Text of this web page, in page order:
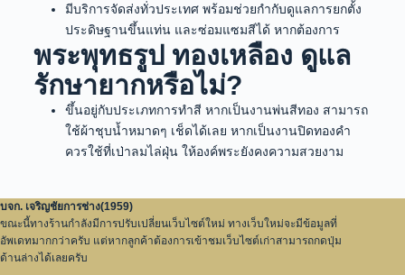
มีบริการจัดส่งทั่วประเทศ พร้อมช่วยกำกับดูแลการยกตั้ง
ประดิษฐานขึ้นแท่น และซ่อมแซมสีได้ หากต้องการ
พระพุทธรูป ทองเหลือง ดูแล
รักษายากหรือไม่?
ขึ้นอยู่กับประเภทการทำสี หากเป็นงานพ่นสีทอง สามารถ
ใช้ผ้าชุบน้ำหมาดๆ เช็ดได้เลย หากเป็นงานปิดทองคำ
ควรใช้ที่เป่าลมไล่ฝุ่น ให้องค์พระยังคงความสวยงาม
บจก. เจริญชัยการช่าง(1959)
ขณะนี้ทางร้านกำลังมีการปรับเปลี่ยนเว็บไซต์ใหม่ ทางเว็บใหม่จะมีข้อมูลที่
อัพเดทมากกว่าครับ แต่หากลูกค้าต้องการเข้าชมเว็บไซต์เก่าสามารถกดปุ่ม
ด้านล่างได้เลยครับ